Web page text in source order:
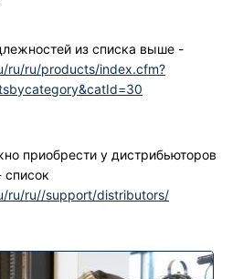
из списка выше -
ru/ru/products/index.cfm?
приобрести у дистрибьюторов
ru/ru//support/distributors/